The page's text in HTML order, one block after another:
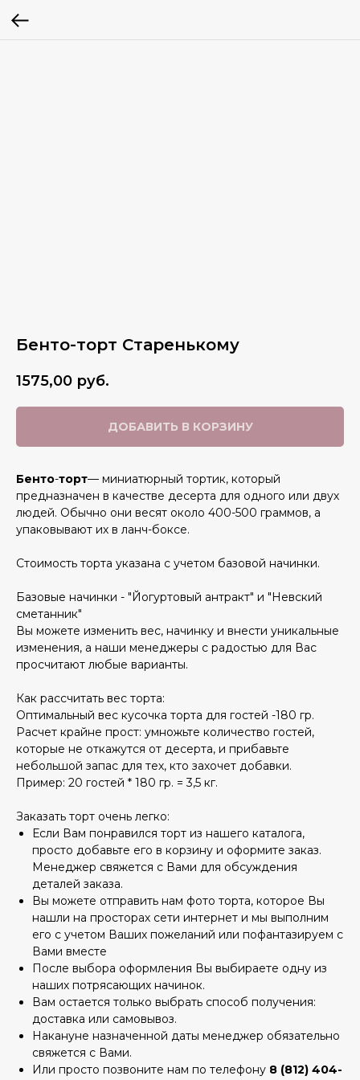
Бенто-торт Старенькому
1575,00 руб.
ДОБАВИТЬ В КОРЗИНУ
Бенто-торт— миниатюрный тортик, который
предназначен в качестве десерта для одного или двух
людей. Обычно они весят около 400-500 граммов, а
упаковывают их в ланч-боксе.
Стоимость торта указана с учетом базовой начинки.
Базовые начинки - "Йогуртовый антракт" и "Невский
сметанник"
Вы можете изменить вес, начинку и внести уникальные
изменения, а наши менеджеры с радостью для Вас
просчитают любые варианты.
Как рассчитать вес торта:
Оптимальный вес кусочка торта для гостей -180 гр.
Расчет крайне прост: умножьте количество гостей,
которые не откажутся от десерта, и прибавьте
небольшой запас для тех, кто захочет добавки.
Пример: 20 гостей * 180 гр. = 3,5 кг.
Заказать торт очень легко:
Если Вам понравился торт из нашего каталога,
просто добавьте его в корзину и оформите заказ.
Менеджер свяжется с Вами для обсуждения
деталей заказа.
Вы можете отправить нам фото торта, которое Вы
нашли на просторах сети интернет и мы выполним
его с учетом Ваших пожеланий или пофантазируем с
Вами вместе
После выбора оформления Вы выбираете одну из
наших потрясающих начинок.
Вам остается только выбрать способ получения:
доставка или самовывоз.
Накануне назначенной даты менеджер обязательно
свяжется с Вами.
Или просто позвоните нам по телефону 8 (812) 404-